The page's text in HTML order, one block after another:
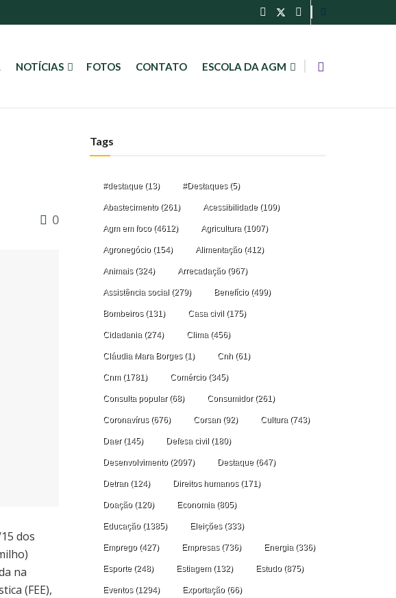
NOTÍCIAS FOTOS CONTATO ESCOLA DA AGM
0
dos
na
(FEE),
Tags
#destaque (13) #Destaques(5)
Abastecimento(261) Acessibilidade (109)
Agm em foco(4612) Agricultura (1007)
Agronegócio(154) Alimentação(412)
Animais(324) Arrecadação(967)
Assistência social (279) Benefício(499)
Bombeiros(131) Casa civil (175)
Cidadania (274) Clima (456)
Cláudia Mara Borges(1) Cnh (61)
Cnm(1781) Comércio(345)
Consulta popular(68) Consumidor(261)
Coronavírus(676) Corsan (92) Cultura (743)
Daer(145) Defesa civil (180)
Desenvolvimento(2097) Destaque (647)
Detran (124) Direitos humanos(171)
Doação(120) Economia (805)
Educação(1385) Eleições(333)
Emprego(427) Empresas(736) Energia (336)
Esporte (248) Estiagem(132) Estudo(875)
Eventos(1294) Exportação(66)